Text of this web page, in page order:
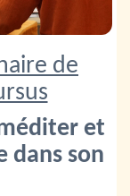
de
et
dans son